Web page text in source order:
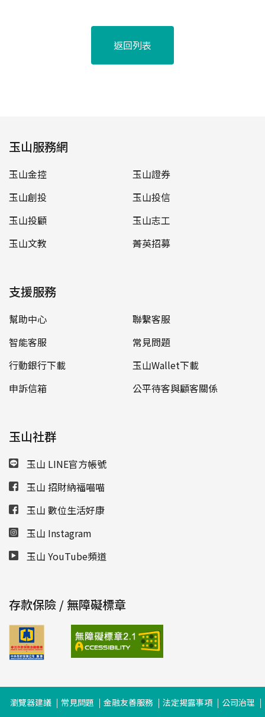
返回列表
玉山服務網
玉山金控
玉山證券
玉山創投
玉山投信
玉山投顧
玉山志工
玉山文教
菁英招募
支援服務
幫助中心
聯繫客服
智能客服
常見問題
行動銀行下載
玉山Wallet下載
申訴信箱
公平待客與顧客關係
玉山社群
玉山 LINE官方帳號
玉山 招財納福喵喵
玉山 數位生活好康
玉山 Instagram
玉山 YouTube頻道
存款保險 / 無障礙標章
瀏覽器建議 常見問題 金融友善服務 法定揭露事項 公司治理